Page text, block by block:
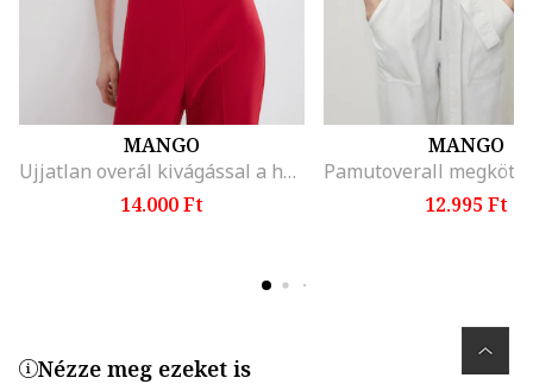
MANGO
Ujjatlan overál kivágással a hátoldalán, Piros
14.000 Ft
MANGO
12.995 Ft
Nézze meg ezeket is